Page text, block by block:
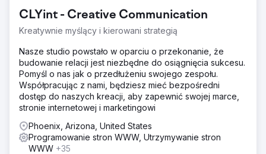
CLYint - Creative Communication
Kreatywnie myślący i kierowani strategią
Nasze studio powstało w oparciu o przekonanie, że
budowanie relacji jest niezbędne do osiągnięcia sukcesu.
Pomyśl o nas jak o przedłużeniu swojego zespołu.
Współpracując z nami, będziesz mieć bezpośredni
dostęp do naszych kreacji, aby zapewnić swojej marce,
stronie internetowej i marketingowi
Phoenix, Arizona, United States
Programowanie stron WWW, Utrzymywanie stron
WWW +35